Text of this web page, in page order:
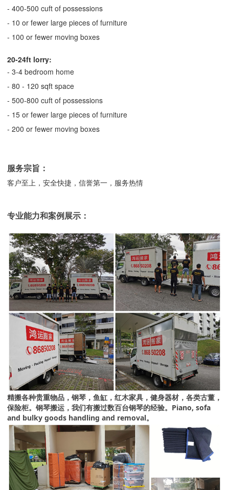
- 400-500 cuft of possessions
- 10 or fewer large pieces of furniture
- 100 or fewer moving boxes
20-24ft lorry:
- 3-4 bedroom home
- 80 - 120 sqft space
- 500-800 cuft of possessions
- 15 or fewer large pieces of furniture
- 200 or fewer moving boxes
服务宗旨：
客户至上，安全快捷，信誉第一，服务热情
专业能力和案例展示：
精搬各种贵重物品，钢琴，鱼缸，红木家具，健身器材，各类古董，
保险柜。钢琴搬运，我们有搬过数百台钢琴的经验。Piano, sofa
and bulky goods handling and removal。